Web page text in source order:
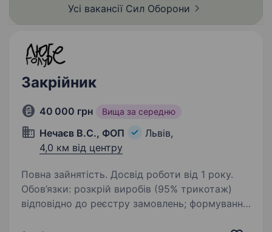
Усі вакансії Сил Оборони
Закрійник
40 000 грн Вища за середню
Нечаєв В.С., ФОП
Львів,
4,0 км від центру
Повна зайнятість. Досвід роботи від 1 року.
Обов’язки: розкрій виробів (95% трикотаж)
відповідно до реєстру замовлень; формування